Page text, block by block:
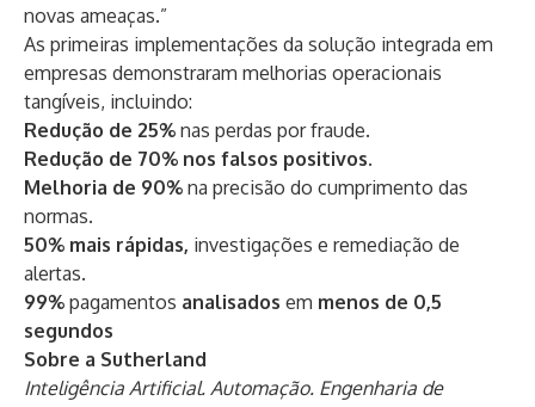
novas ameaças.”
As primeiras implementações da solução integrada em
empresas demonstraram melhorias operacionais
tangíveis, incluindo:
Redução de 25% nas perdas por fraude.
Redução de 70% nos falsos positivos.
Melhoria de 90% na precisão do cumprimento das
normas.
50% mais rápidas, investigações e remediação de
alertas.
99% pagamentos analisados em menos de 0,5
segundos
Sobre a Sutherland
Inteligência Artificial. Automação. Engenharia de